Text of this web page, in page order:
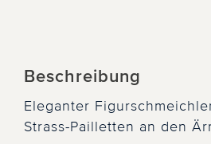
Beschreibung
Eleganter
Strass-Pailletten an den